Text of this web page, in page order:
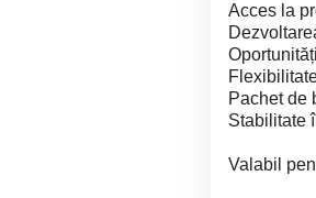
Acces la
Pachet de
Stabilitate
Valabil